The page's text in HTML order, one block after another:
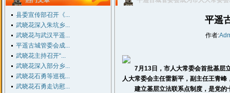
县委宣传部召开《...
武晓花深入朱坑乡...
武晓花与武汉平遥...
平遥古城管委会成...
武晓花主持召开“...
武晓花深入部分乡...
武晓花石勇等巡视...
武晓花石勇走访慰...
平遥
作者:
7月13日，市人大常委会首批基层立
人大常委会主任雷新平，副主任王青
建立基层立法联系点制度，是党的